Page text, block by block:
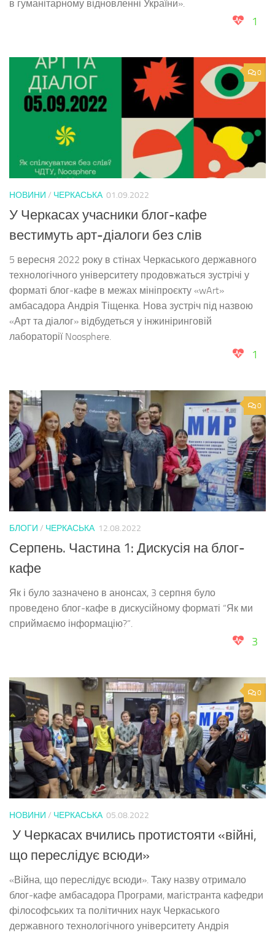
в гуманітарному відновленні України».
1
0
НОВИНИ / ЧЕРКАСЬКА 01.09.2022
У Черкасах учасники блог-кафе
вестимуть арт-діалоги без слів
5 вересня 2022 року в стінах Черкаського державного
технологічного університету продовжаться зустрічі у
форматі блог-кафе в межах мініпроєкту «wArt»
амбасадора Андрія Тіщенка. Нова зустріч під назвою
«Арт та діалог» відбудеться у інжиніринговій
лабораторії Noosphere.
1
0
БЛОГИ / ЧЕРКАСЬКА 12.08.2022
Серпень. Частина 1: Дискусія на блог-
кафе
Як і було зазначено в анонсах, 3 серпня було
проведено блог-кафе в дискусійному форматі “Як ми
сприймаємо інформацію?”.
3
0
НОВИНИ / ЧЕРКАСЬКА 05.08.2022
У Черкасах вчились протистояти «війні,
що переслідує всюди»
«Війна, що переслідує всюди». Таку назву отримало
блог-кафе амбасадора Програми, магістранта кафедри
філософських та політичних наук Черкаського
державного технологічного університету Андрія